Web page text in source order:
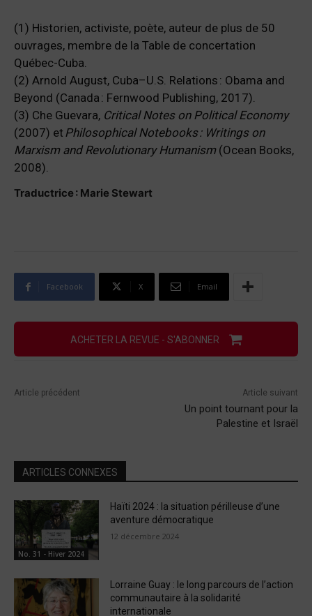
(1) Historien, activiste, poète, auteur de plus de 50
ouvrages, membre de la Table de concertation
Québec-Cuba.
(2) Arnold August, Cuba–U.S. Relations : Obama and
Beyond (Canada : Fernwood Publishing, 2017).
(3) Che Guevara, Critical Notes on Political Economy
(2007) et Philosophical Notebooks : Writings on
Marxism and Revolutionary Humanism(Ocean Books,
2008).
Traductrice : Marie Stewart
Facebook X Email
ACHETER LA REVUE - S'ABONNER
Article précédent Article suivant
Un point tournant pour la
Palestine et Israël
ARTICLES CONNEXES
No. 31 - Hiver 2024
Haïti 2024 : la situation périlleuse d’une
aventure démocratique
12 décembre 2024
Lorraine Guay : le long parcours de l’action
communautaire à la solidarité
internationale